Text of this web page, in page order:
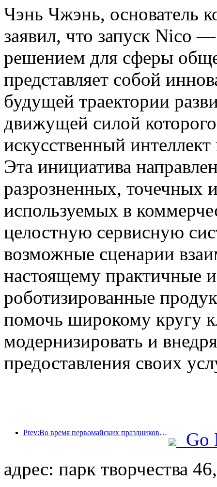
Чэнь Чжэнь, основатель
заявил, что запуск Nico
решением для сферы
представляет собой
будущей траектории
движущей силой
искусственный
Эта инициатива
разрозненных, точечных
используемых в
целостную сервисную
возможные сценарии
настоящему практичные
роботизированные
помочь широкому кругу
модернизировать и
предоставления своих
Prev:Во время первомайских праздников по железной дороге в дельте реки Янцзы было перевезено более 21,38 миллиона пассажиров.
Go
адрес: парк творчества